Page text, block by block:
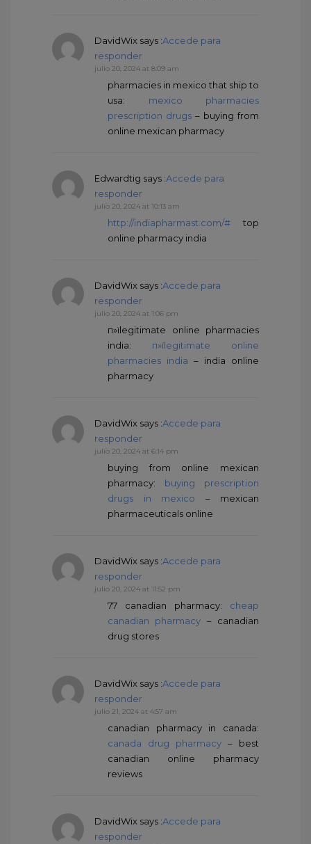
DavidWix says :Accede para
responder
julio 20, 2024 at 8:09 am
pharmacies in mexico that ship to
usa: mexico pharmacies
prescription drugs – buying from
online mexican pharmacy
Edwardtig says :Accede para
responder
julio 20, 2024 at 10:13 am
http://indiapharmast.com/# top
online pharmacy india
DavidWix says :Accede para
responder
julio 20, 2024 at 1:06 pm
п»їlegitimate online pharmacies
india: п»їlegitimate online
pharmacies india – india online
pharmacy
DavidWix says :Accede para
responder
julio 20, 2024 at 6:14 pm
buying from online mexican
pharmacy: buying prescription
drugs in mexico – mexican
pharmaceuticals online
DavidWix says :Accede para
responder
julio 20, 2024 at 11:52 pm
77 canadian pharmacy: cheap
canadian pharmacy – canadian
drug stores
DavidWix says :Accede para
responder
julio 21, 2024 at 4:57 am
canadian pharmacy in canada:
canada drug pharmacy – best
canadian online pharmacy
reviews
DavidWix says :Accede para
responder